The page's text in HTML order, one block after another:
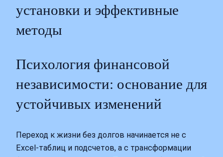
установки и эффективные
методы
Психология финансовой
независимости: основание для
устойчивых изменений
Переход к жизни без долгов начинается не с
Excel-таблиц и подсчетов, а с трансформации